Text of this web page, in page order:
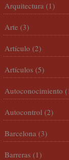
Arquitectura (1)
Arte (3)
Artículo (2)
Artículos (5)
Autoconocimiento
Autocontrol (2)
Barcelona (3)
Barreras (1)